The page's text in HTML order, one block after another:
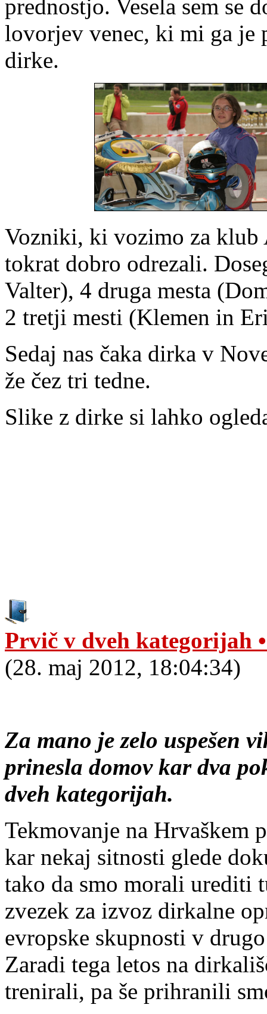
prednostjo. Vesela sem se
lovorjev venec, ki mi ga je
dirke.
Vozniki, ki vozimo za klub
tokrat dobro odrezali.
Valter), 4 druga mesta
2 tretji mesti (Klemen in
Sedaj nas čaka dirka v
že čez tri tedne.
Slike z dirke si lahko
Prvič v dveh kategorijah
(28. maj 2012, 18:04:34)
Za mano je zelo uspešen
prinesla domov kar dva
dveh kategorijah.
Tekmovanje na Hrvaškem
kar nekaj sitnosti glede
tako da smo morali urediti
zvezek za izvoz dirkalne
evropske skupnosti v
Zaradi tega letos na
trenirali, pa še prihranili